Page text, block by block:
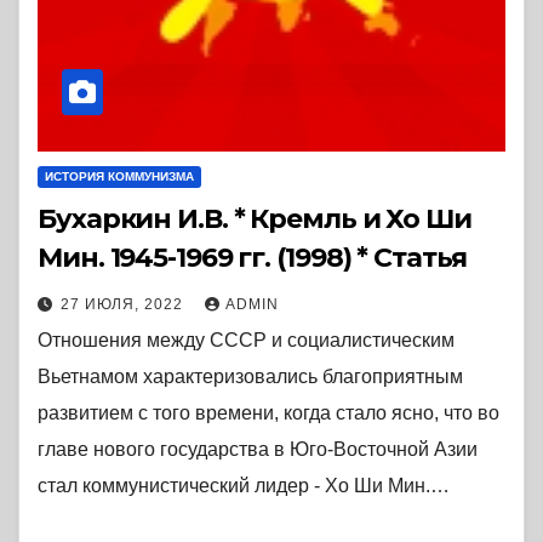
ИСТОРИЯ КОММУНИЗМА
Бухаркин И.В. * Кремль и Хо Ши
Мин. 1945-1969 гг. (1998) * Статья
27 ИЮЛЯ, 2022 ADMIN
Отношения между СССР и социалистическим
Вьетнамом характеризовались благоприятным
развитием с того времени, когда стало ясно, что во
главе нового государства в Юго-Восточной Азии
стал коммунистический лидер - Хо Ши Мин.…